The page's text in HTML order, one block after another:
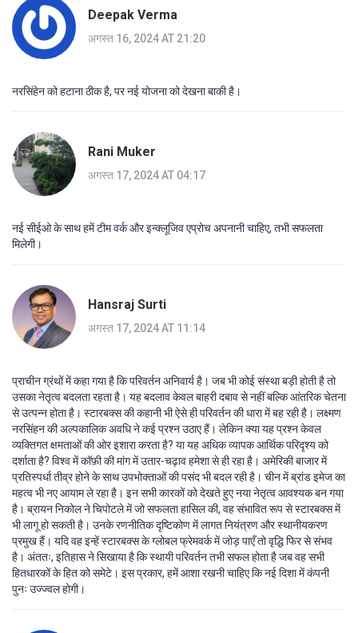
Deepak Verma
अगस्त 16, 2024 AT 21:20
नरसिंहेन को हटाना ठीक है, पर नई योजना को देखना बाकी है।
Rani Muker
अगस्त 17, 2024 AT 04:17
नई सीईओ के साथ हमें टीम वर्क और इन्क्लूजिव एप्रोच अपनानी चाहिए, तभी सफलता
मिलेगी।
Hansraj Surti
अगस्त 17, 2024 AT 11:14
प्राचीन ग्रंथों में कहा गया है कि परिवर्तन अनिवार्य है। जब भी कोई संस्था बड़ी होती है तो
उसका नेतृत्व बदलता रहता है। यह बदलाव केवल बाहरी दबाव से नहीं बल्कि आंतरिक चेतना
से उत्पन्न होता है। स्टारबक्स की कहानी भी ऐसे ही परिवर्तन की धारा में बह रही है। लक्ष्मण
नरसिंहन की अल्पकालिक अवधि ने कई प्रश्न उठाए हैं। लेकिन क्या यह प्रश्न केवल
व्यक्तिगत क्षमताओं की ओर इशारा करता है? या यह अधिक व्यापक आर्थिक परिदृश्य को
दर्शाता है? विश्व में कॉफ़ी की मांग में उतार-चढ़ाव हमेशा से ही रहा है। अमेरिकी बाजार में
प्रतिस्पर्धा तीव्र होने के साथ उपभोक्ताओं की पसंद भी बदल रही है। चीन में ब्रांड इमेज का
महत्व भी नए आयाम ले रहा है। इन सभी कारकों को देखते हुए नया नेतृत्व आवश्यक बन गया
है। ब्रायन निकोल ने चिपोटले में जो सफलता हासिल की, वह संभावित रूप से स्टारबक्स में
भी लागू हो सकती है। उनके रणनीतिक दृष्टिकोण में लागत नियंत्रण और स्थानीयकरण
प्रमुख हैं। यदि वह इन्हें स्टारबक्स के ग्लोबल फ्रेमवर्क में जोड़ पाएँ तो वृद्धि फिर से संभव
है। अंततः, इतिहास ने सिखाया है कि स्थायी परिवर्तन तभी सफल होता है जब वह सभी
हितधारकों के हित को समेटे। इस प्रकार, हमें आशा रखनी चाहिए कि नई दिशा में कंपनी
पुनः उज्ज्वल होगी।